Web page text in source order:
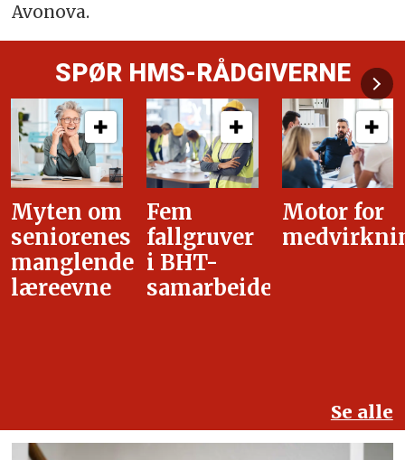
Avonova.
SPØR HMS-RÅDGIVERNE
Fem
fallgruver
i BHT-
samarbeidet
Motor for
medvirkning
i
Se alle